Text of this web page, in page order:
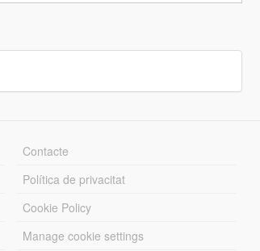
Contacte
Política de privacitat
Cookie Policy
Manage cookie settings